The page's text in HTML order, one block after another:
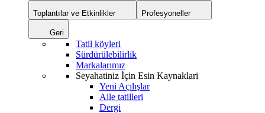
Toplantılar ve Etkinlikler Profesyoneller
Geri
Tatil köyleri
Sürdürülebilirlik
Markalarımız
Seyahatiniz İçin Esin Kaynaklari
Yeni Açılışlar
Aile tatilleri
Dergi